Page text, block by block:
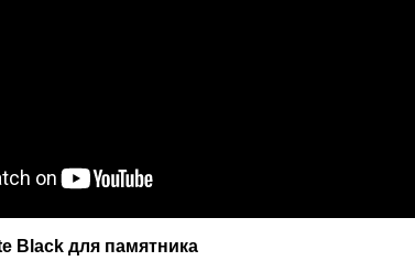
Black для памятника